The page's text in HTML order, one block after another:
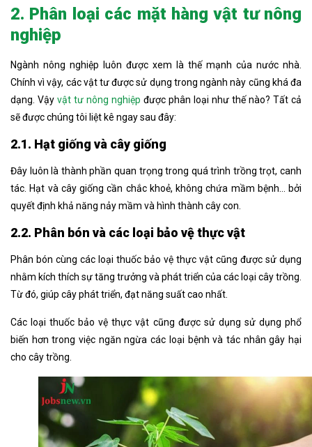
2. Phân loại các mặt hàng vật tư nông
nghiệp
Ngành nông nghiệp luôn được xem là thế mạnh của nước nhà.
Chính vì vậy, các vật tư được sử dụng trong ngành này cũng khá đa
dạng. Vậy vật tư nông nghiệp được phân loại như thế nào? Tất cả
sẽ được chúng tôi liệt kê ngay sau đây:
2.1. Hạt giống và cây giống
Đây luôn là thành phần quan trọng trong quá trình trồng trọt, canh
tác. Hạt và cây giống cần chắc khoẻ, không chứa mầm bệnh… bởi
quyết định khả năng nảy mầm và hình thành cây con.
2.2. Phân bón và các loại bảo vệ thực vật
Phân bón cùng các loại thuốc bảo vệ thực vật cũng được sử dụng
nhằm kích thích sự tăng trưởng và phát triển của các loại cây trồng.
Từ đó, giúp cây phát triển, đạt năng suất cao nhất.
Các loại thuốc bảo vệ thực vật cũng được sử dụng sử dụng phổ
biến hơn trong việc ngăn ngừa các loại bệnh và tác nhân gây hại
cho cây trồng.